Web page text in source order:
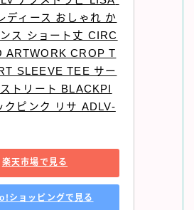
ディース おしゃれ か
ス ショート丈 CIRC
ARTWORK CROP T
SLEEVE TEE サー
トリート BLACKPI
クピンク リサ ADLV-
楽天市場で見る
ショッピングで見る